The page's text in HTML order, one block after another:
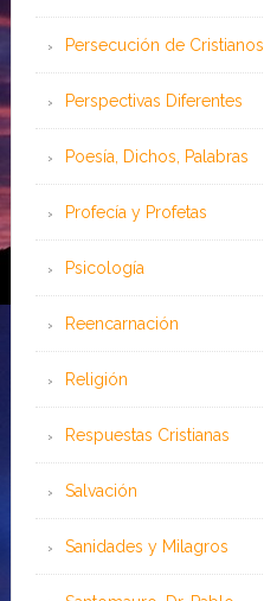
Persecución de Cristianos
Perspectivas Diferentes
Poesía, Dichos, Palabras
Profecía y Profetas
Psicología
Reencarnación
Religión
Respuestas Cristianas
Salvación
Sanidades y Milagros